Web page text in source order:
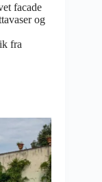
facade
og
fra